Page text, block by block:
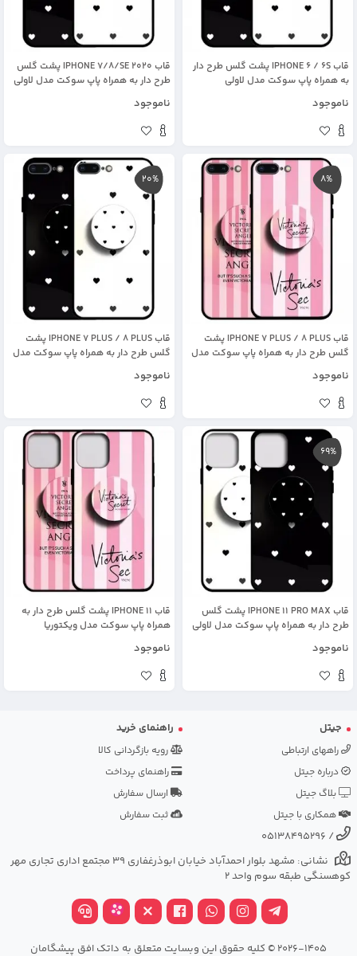
قاب IPHONE 6 / 6S پشت گلس طرح دار
به همراه پاپ سوکت مدل لاولی
ناموجود
قاب IPHONE 7/8/SE 2020 پشت گلس
طرح دار به همراه پاپ سوکت مدل لاولی
ناموجود
8%
قاب IPHONE 7 PLUS / 8 PLUS پشت
گلس طرح دار به همراه پاپ سوکت مدل
ناموجود
20%
قاب IPHONE 7 PLUS / 8 PLUS پشت
گلس طرح دار به همراه پاپ سوکت مدل
ناموجود
69%
قاب IPHONE 11 PRO MAX پشت گلس
طرح دار به همراه پاپ سوکت مدل لاولی
ناموجود
قاب IPHONE 11 پشت گلس طرح دار به
همراه پاپ سوکت مدل ویکتوریا
ناموجود
جیتل
راههای ارتباطی
درباره جیتل
بلاگ جیتل
همکاری با جیتل
راهنمای خرید
رویه بازگردانی کالا
راهنمای پرداخت
ارسال سفارش
ثبت سفارش
/
05138495296
نشانی: مشهد بلوار احمدآباد خیابان ابوذرغفاری 39 مجتمع اداری تجاری مهر
کوهسنگی طبقه سوم واحد 2
2026-1405 © کلیه حقوق این وبسایت متعلق به داتک افق پیشگامان